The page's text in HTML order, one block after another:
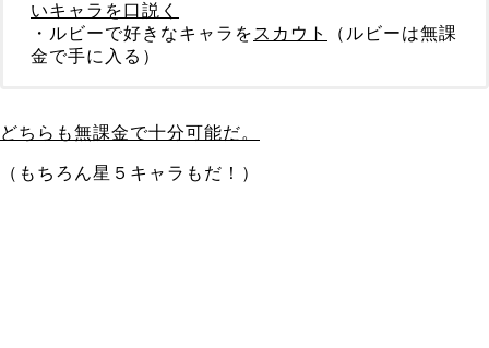
いキャラを口説く
・ルビーで好きなキャラを スカウト
（ルビーは無課
金で手に入る）
どちらも無課金で十分可能だ。
（もちろん星５キャラもだ！）